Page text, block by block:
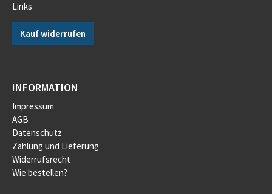
Links
Kauf widerrufen
INFORMATION
Impressum
AGB
Datenschutz
Zahlung und Lieferung
Widerrufsrecht
Wie bestellen?